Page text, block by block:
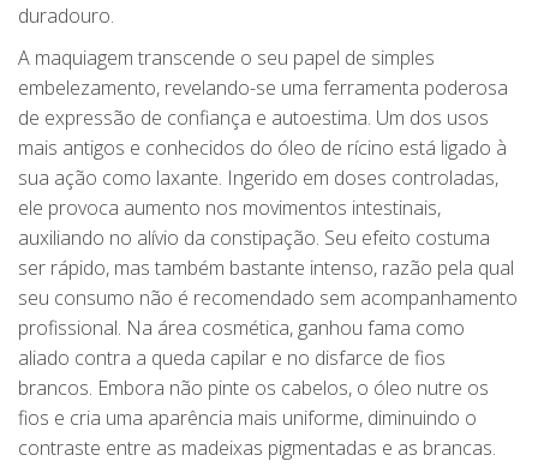
duradouro.
A maquiagem transcende o seu papel de simples
embelezamento, revelando-se uma ferramenta poderosa
de expressão de confiança e autoestima. Um dos usos
mais antigos e conhecidos do óleo de rícino está ligado à
sua ação como laxante. Ingerido em doses controladas,
ele provoca aumento nos movimentos intestinais,
auxiliando no alívio da constipação. Seu efeito costuma
ser rápido, mas também bastante intenso, razão pela qual
seu consumo não é recomendado sem acompanhamento
profissional. Na área cosmética, ganhou fama como
aliado contra a queda capilar e no disfarce de fios
brancos. Embora não pinte os cabelos, o óleo nutre os
fios e cria uma aparência mais uniforme, diminuindo o
contraste entre as madeixas pigmentadas e as brancas.